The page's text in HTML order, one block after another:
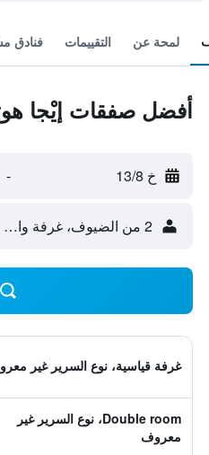
لمحة عن التقييمات فنادق
أفضل صفقات إيْجا
خ 13/8 -
2 من الضيوف، غرفة واحدة
غرفة قياسية، نوع السرير غير
Double room، نوع السرير غير
معروف